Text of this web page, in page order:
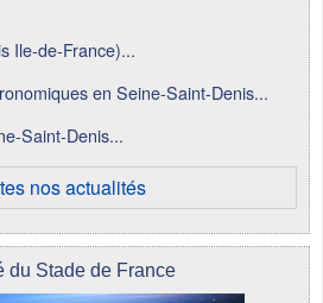
Ile-de-France)...
en Seine-Saint-Denis...
Saint-Denis...
nos actualités
du Stade de France